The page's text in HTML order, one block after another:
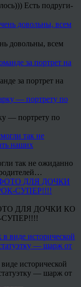
Есть подруги-
довольны, всем
за портрет на
— портрету по
так не ожиданно
ДЛЯ ДОЧКИ КО
исторической
— шарж от